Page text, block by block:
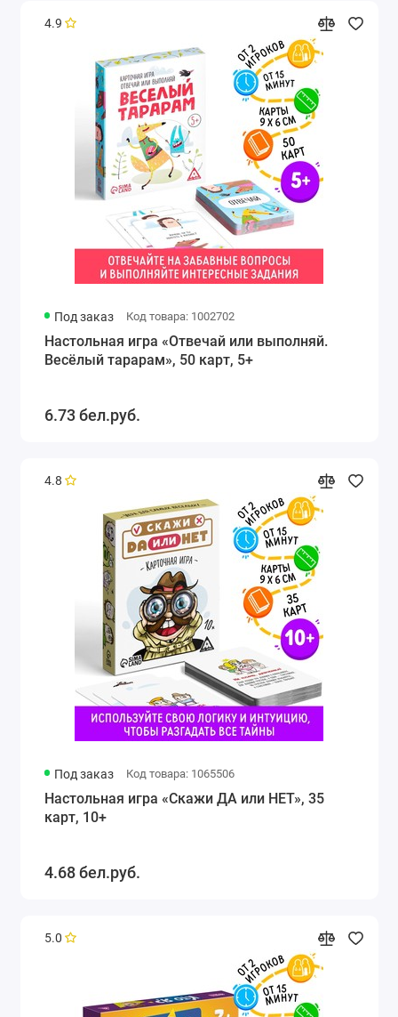
4.9
Под заказ Код товара: 1002702
Настольная игра «Отвечай или выполняй.
Весёлый тарарам», 50 карт, 5+
6.73 бел.руб.
4.8
Под заказ Код товара: 1065506
Настольная игра «Скажи ДА или НЕТ», 35
карт, 10+
4.68 бел.руб.
5.0